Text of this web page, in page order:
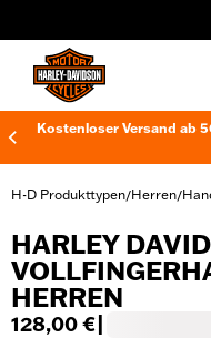
Kostenloser Versand ab
H-D Produkttypen/Herren/
HARLEY
HERREN
128,00 €